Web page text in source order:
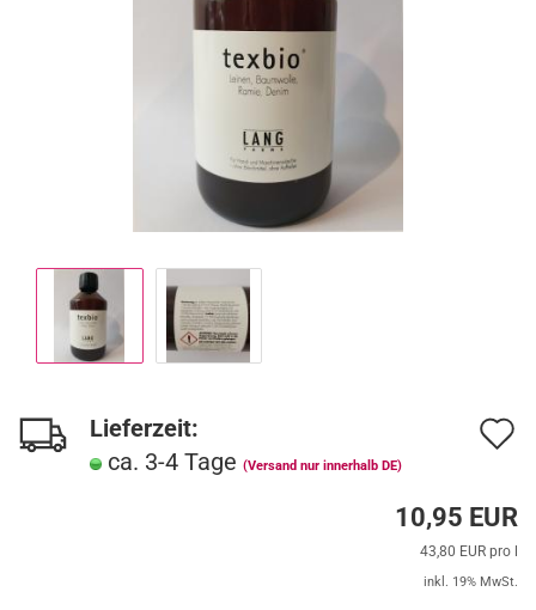
Lieferzeit:
ca. 3-4 Tage (Versand nur innerhalb DE)
10,95 EUR
43,80 EUR pro l
inkl. 19% MwSt.